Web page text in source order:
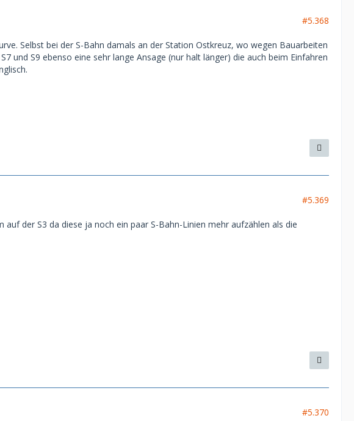
#5.368
Selbst bei der S-Bahn damals an der Station Ostkreuz, wo wegen Bauarbeiten
und S9 ebenso eine sehr lange Ansage (nur halt länger) die auch beim Einfahren
#5.369
der S3 da diese ja noch ein paar S-Bahn-Linien mehr aufzählen als die
#5.370